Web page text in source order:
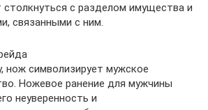
столкнуться с разделом имущества и
связанными с ним.
нож символизирует мужское
Ножевое ранение для мужчины
неуверенность и